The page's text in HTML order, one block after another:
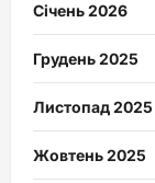
Січень 2026
Грудень 2025
Листопад 2025
Жовтень 2025